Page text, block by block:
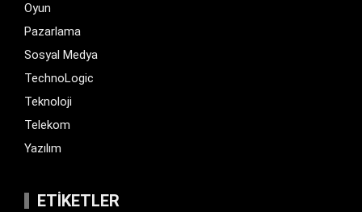
Oyun
Pazarlama
Sosyal Medya
TechnoLogic
Teknoloji
Telekom
Yazılım
ETIKETLER